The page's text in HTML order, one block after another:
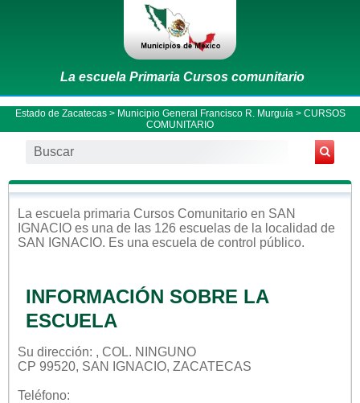
La escuela Primaria Cursos comunitario
Estado de Zacatecas> Municipio General Francisco R. Murguía > CURSOS
COMUNITARIO
La escuela primaria Cursos Comunitario en SAN
IGNACIO es una de las 126 escuelas de la localidad de
SAN IGNACIO. Es una escuela de control público.
INFORMACIÓN SOBRE LA
ESCUELA
Su dirección: , COL. NINGUNO
CP 99520, SAN IGNACIO, ZACATECAS
Teléfono: